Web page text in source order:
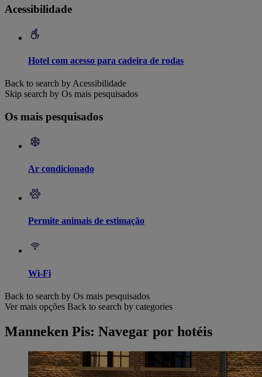
Acessibilidade
Hotel com acesso para cadeira de rodas
Back to search by Acessibilidade
Skip search by Os mais pesquisados
Os mais pesquisados
Ar condicionado
Permite animais de estimação
Wi-Fi
Back to search by Os mais pesquisados
Ver mais opções Back to search by categories
Manneken Pis: Navegar por hotéis